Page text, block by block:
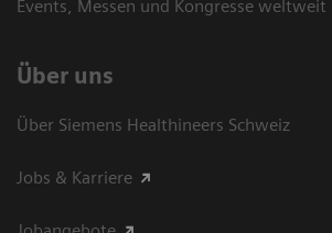
Events, Messen und Kongresse weltweit
Über uns
Über Siemens Healthineers Schweiz
Jobs & Karriere